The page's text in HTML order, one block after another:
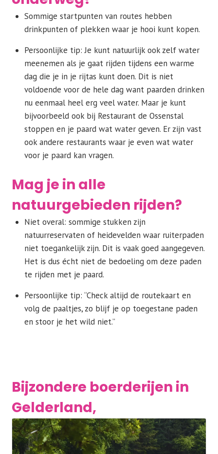
Sommige startpunten van routes hebben
drinkpunten of plekken waar je hooi kunt kopen.
Persoonlijke tip: Je kunt natuurlijk ook zelf water
meenemen als je gaat rijden tijdens een warme
dag die je in je rijtas kunt doen. Dit is niet
voldoende voor de hele dag want paarden drinken
nu eenmaal heel erg veel water. Maar je kunt
bijvoorbeeld ook bij Restaurant de Ossenstal
stoppen en je paard wat water geven. Er zijn vast
ook andere restaurants waar je even wat water
voor je paard kan vragen.
Mag je in alle
natuurgebieden rijden?
Niet overal: sommige stukken zijn
natuurreservaten of heidevelden waar ruiterpaden
niet toegankelijk zijn. Dit is vaak goed aangegeven.
Het is dus écht niet de bedoeling om deze paden
te rijden met je paard.
Persoonlijke tip: “Check altijd de routekaart en
volg de paaltjes, zo blijf je op toegestane paden
en stoor je het wild niet.”
Bijzondere boerderijen in
Gelderland,